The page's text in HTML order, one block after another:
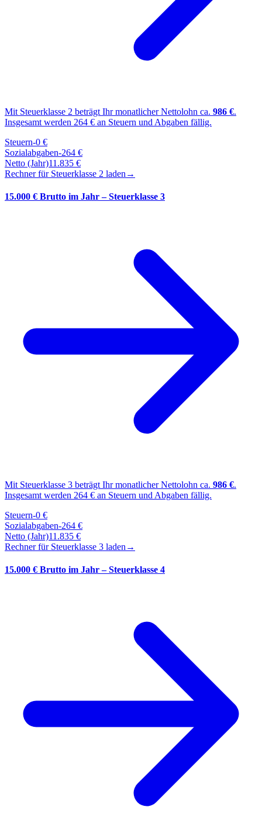
Mit Steuerklasse 2 beträgt Ihr monatlicher Nettolohn ca. 986 €.
Insgesamt werden 264 € an Steuern und Abgaben fällig.
Steuern-0 €
Sozialabgaben-264 €
Netto (Jahr)11.835 €
Rechner für Steuerklasse 2 laden →
15.000 € Brutto im Jahr – Steuerklasse 3
Mit Steuerklasse 3 beträgt Ihr monatlicher Nettolohn ca. 986 €.
Insgesamt werden 264 € an Steuern und Abgaben fällig.
Steuern-0 €
Sozialabgaben-264 €
Netto (Jahr)11.835 €
Rechner für Steuerklasse 3 laden →
15.000 € Brutto im Jahr – Steuerklasse 4